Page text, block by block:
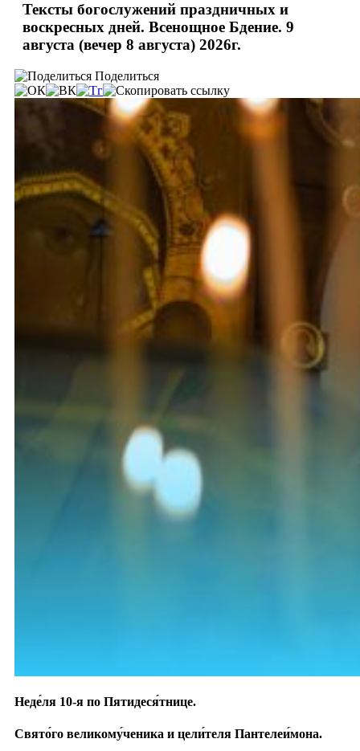
Тексты богослужений праздничных и
воскресных дней. Всенощное Бдение. 9
августа (вечер 8 августа) 2026г.
Поделиться
Неде́ля 10-я по Пятидеся́тнице.
Свято́го великому́ченика и цели́теля Пантелеи́мона.